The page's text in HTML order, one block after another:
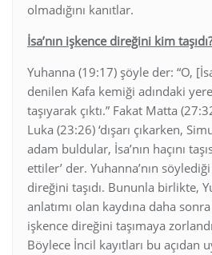
olmadığını kanıtlar.
İsa’nın işkence direğini kim taşıdı?
Yuhanna (19:17) şöyle der: “O,
denilen Kafa kemiği adındaki
taşıyarak çıktı.” Fakat Matta
Luka (23:26) ‘dışarı çıkarken,
adam buldular, İsa’nın haçını
ettiler’ der. Yuhanna’nın
direğini taşıdı. Bununla birlikte,
anlatımı olan kaydına daha sonra
işkence direğini taşımaya
Böylece İncil kayıtları bu açıdan